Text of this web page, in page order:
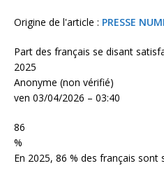
Origine de l'article : PRESSE
Part des français se disant
2025
Anonyme (non vérifié)
ven 03/04/2026 – 03:40
86
%
En 2025, 86 % des français sont